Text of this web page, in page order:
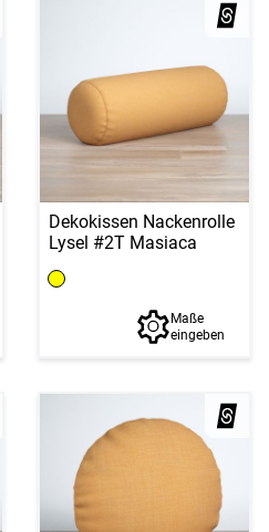
Dekokissen Nackenrolle
Lysel #2T Masiaca
Maße
eingeben